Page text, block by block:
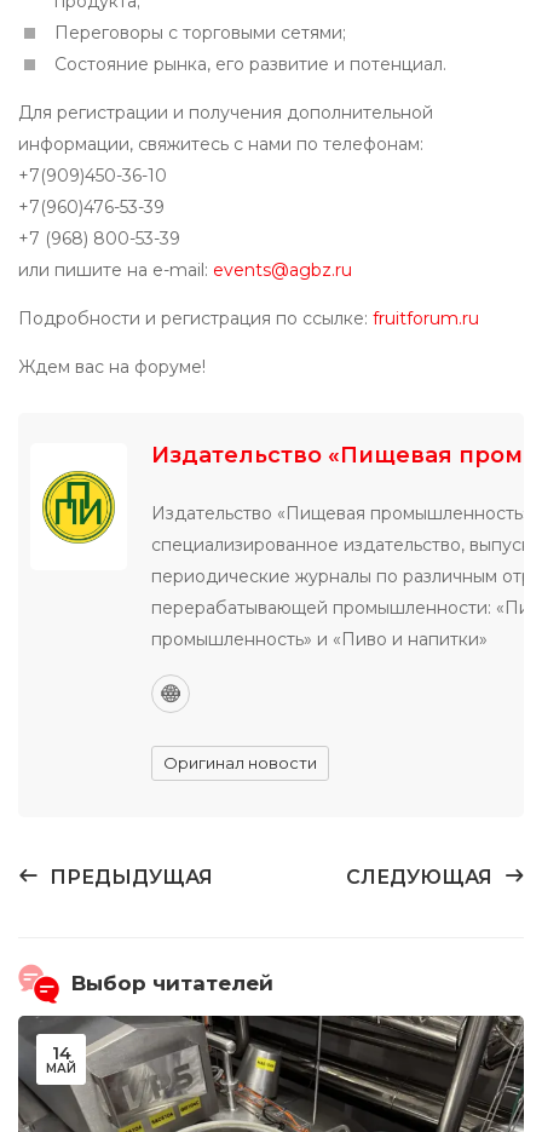
Переговоры с торговыми сетями;
Состояние рынка, его развитие и потенциал.
Для регистрации и получения дополнительной
информации, свяжитесь с нами по телефонам:
+7(909)450-36-10
+7(960)476-53-39
+7 (968) 800-53-39
или пишите на e-mail: events@agbz.ru
Подробности и регистрация по ссылке: fruitforum.ru
Ждем вас на форуме!
Издательство «Пищевая
Издательство «Пищевая промышленность»
специализированное издательство,
периодические журналы по различным
перерабатывающей промышленности:
промышленность» и «Пиво и напитки»
Оригинал новости
ПРЕДЫДУЩАЯ СЛЕДУЮЩАЯ
Выбор читателей
14
МАЙ